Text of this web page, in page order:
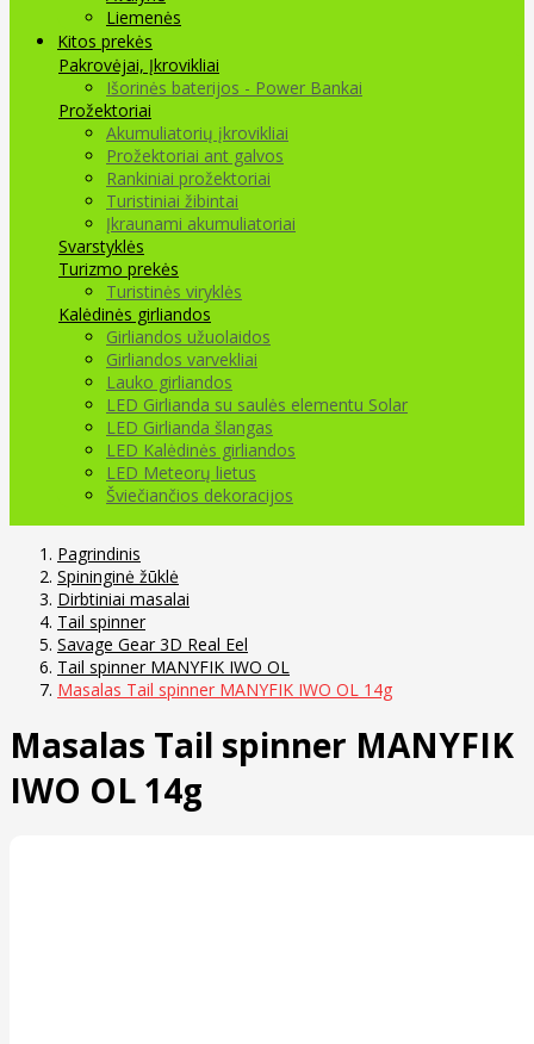
Liemenės
Kitos prekės
Pakrovėjai, Įkrovikliai
Išorinės baterijos - Power Bankai
Prožektoriai
Akumuliatorių įkrovikliai
Prožektoriai ant galvos
Rankiniai prožektoriai
Turistiniai žibintai
Įkraunami akumuliatoriai
Svarstyklės
Turizmo prekės
Turistinės viryklės
Kalėdinės girliandos
Girliandos užuolaidos
Girliandos varvekliai
Lauko girliandos
LED Girlianda su saulės elementu Solar
LED Girlianda šlangas
LED Kalėdinės girliandos
LED Meteorų lietus
Šviečiančios dekoracijos
Pagrindinis
Spininginė žūklė
Dirbtiniai masalai
Tail spinner
Savage Gear 3D Real Eel
Tail spinner MANYFIK IWO OL
Masalas Tail spinner MANYFIK IWO OL 14g
Masalas Tail spinner MANYFIK
IWO OL 14g